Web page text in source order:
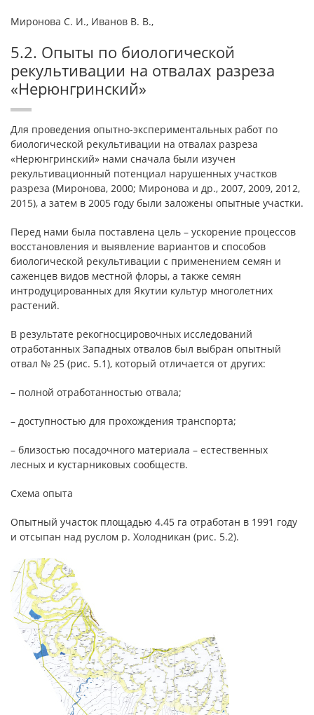
Миронова С. И., Иванов В. В.,
5.2. Опыты по биологической
рекультивации на отвалах разреза
«Нерюнгринский»
Для проведения опытно-экспериментальных работ по
биологической рекультивации на отвалах разреза
«Нерюнгринский» нами сначала были изучен
рекультивационный потенциал нарушенных участков
разреза (Миронова, 2000; Миронова и др., 2007, 2009, 2012,
2015), а затем в 2005 году были заложены опытные участки.
Перед нами была поставлена цель – ускорение процессов
восстановления и выявление вариантов и способов
биологической рекультивации с применением семян и
саженцев видов местной флоры, а также семян
интродуцированных для Якутии культур многолетних
растений.
В результате рекогносцировочных исследований
отработанных Западных отвалов был выбран опытный
отвал № 25 (рис. 5.1), который отличается от других:
– полной отработанностью отвала;
– доступностью для прохождения транспорта;
– близостью посадочного материала – естественных
лесных и кустарниковых сообществ.
Схема опыта
Опытный участок площадью 4.45 га отработан в 1991 году
и отсыпан над руслом р. Холодникан (рис. 5.2).